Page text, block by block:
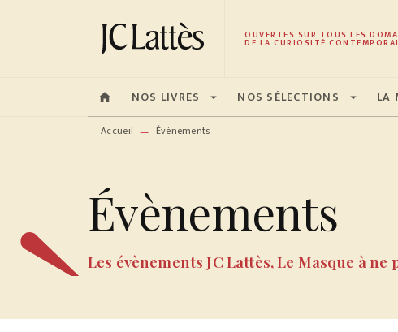
MENU RECHERCHE CONTENU
OUVERTES SUR TOUS LES
DE LA CURIOSITÉ
home NOS LIVRES arrow_drop_down NOS SÉLECTIONS arrow_drop_down LA
Accueil — Évènements
Évènements
Les évènements JC Lattès, Le Masque à ne